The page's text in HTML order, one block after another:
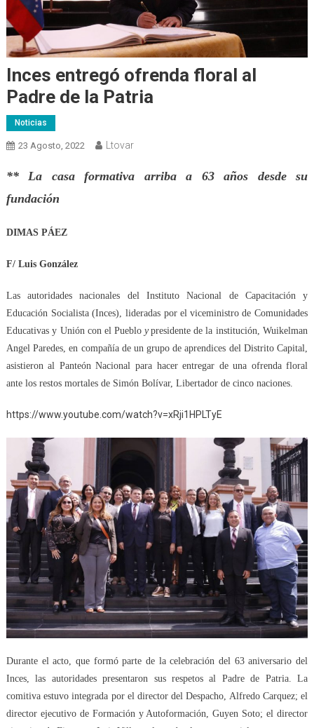
Inces entregó ofrenda floral al
Padre de la Patria
Noticias
23 Agosto, 2022 Ltovar
** La casa formativa arriba a 63 años desde su
fundación
DIMAS PÁEZ
F/ Luis González
Las autoridadesnacionales del Instituto Nacional de Capacitación y
Educación Socialista (Inces), lideradas por el viceministro de Comunidades
Educativas y Unión con el Pueblo y presidente de la institución, Wuikelman
Angel Paredes, en compañía de un grupo deaprendices del Distrito Capital,
asistieron al Panteón Nacional para hacer entregar de una ofrenda floral
ante los restos mortales de Simón Bolívar, Libertador de cinco naciones.
https://www.youtube.com/watch?v=xRji1HPLTyE
Durante el acto, que formó parte de la celebración del 63 aniversario del
Inces, las autoridades presentaron sus respetos al Padre de Patria. La
comitiva estuvo integrada por el director del Despacho, Alfredo Carquez; el
director ejecutivo de Formación y Autoformación, Guyen Soto; el director